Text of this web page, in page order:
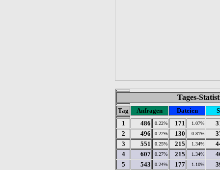
Tages-
Tag Anfragen Dateien
1
486 0.22% 171 1.07%
2
496 0.22% 130 0.81%
3
551 0.25% 215 1.34%
4
607 0.27% 215 1.34%
5
543 0.24% 177 1.10%